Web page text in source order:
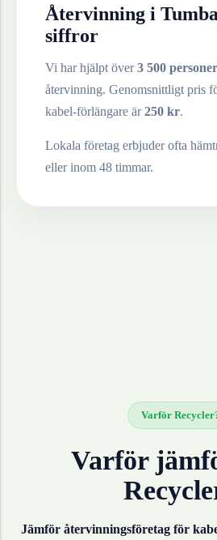
Återvinning i Tumba
siffror
Vi har hjälpt över3 500 personer
återvinning. Genomsnittligt pris
kabel-förlängare är250 kr.
Lokala företag erbjuder ofta
eller inom 48 timmar.
Varför
Varför
Jämför återvinningsföretag för